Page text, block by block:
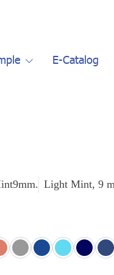
E-Catalog
Light Mint, 9